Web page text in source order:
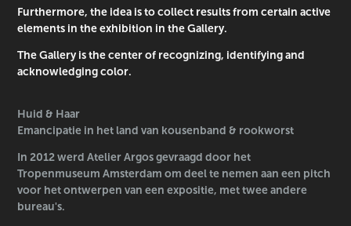
Furthermore, the idea is to collect results from certain active
elements in the exhibition in the Gallery.
The Gallery is the center of recognizing, identifying and
acknowledging color.
Huid & Haar
Emancipatie in het land van kousenband & rookworst
In 2012 werd Atelier Argos gevraagd door het
Tropenmuseum Amsterdam om deel te nemen aan een pitch
voor het ontwerpen van een expositie, met twee andere
bureau's.